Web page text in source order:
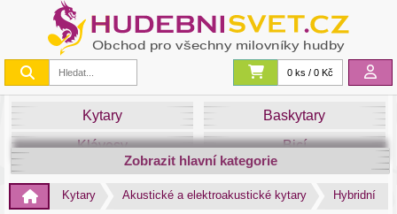
0 ks / 0 Kč
Kytary
Baskytary
Klávesy
Bicí
Smyčce
Dechy
Světla
Zobrazit hlavní kategorie
Kytary Akustické a elektroakustické kytary Hybridní